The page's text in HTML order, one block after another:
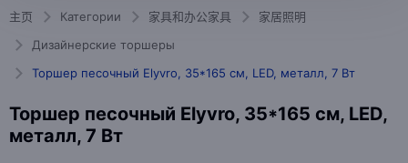
主页 Категории 家具和办公家具
家居照明
Дизайнерские торшеры
Торшер песочный Elyvro, 35*165 см, LED, металл, 7 Вт
Торшер песочный Elyvro, 35*165 см, LED,
металл, 7 Вт